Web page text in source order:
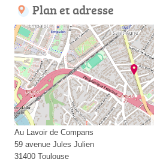
Plan et adresse
Au Lavoir de Compans
59 avenue Jules Julien
31400 Toulouse